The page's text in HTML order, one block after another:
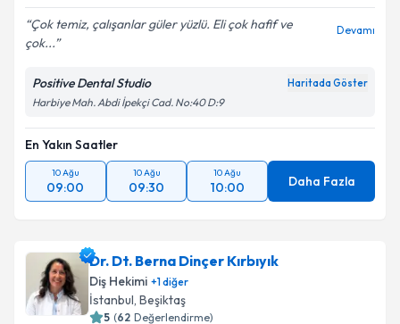
Çok temiz, çalışanlar güler yüzlü. Eli çok hafif ve
çok...
Devamı
Positive Dental Studio Haritada Göster
Harbiye Mah. Abdi İpekçi Cad. No:40 D:9
En Yakın Saatler
10 Ağu
09:00
10 Ağu
09:30
10 Ağu
10:00 Daha Fazla
Dr. Dt. Berna Dinçer Kırbıyık
Diş Hekimi +1diğer
İstanbul, Beşiktaş
5 (62 Değerlendirme)